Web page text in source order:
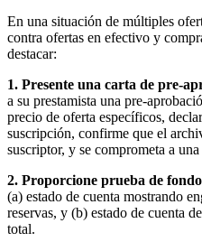
En una situación de múltiples
contra ofertas en efectivo y
destacar:
1. Presente una carta de pre-
a su prestamista una pre-
precio de oferta específicos,
suscripción, confirme que el
suscriptor, y se comprometa a
2. Proporcione prueba de
(a) estado de cuenta mostrando
reservas, y (b) estado de cuenta
total.